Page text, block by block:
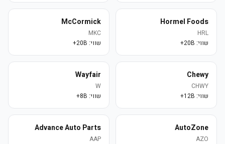
Hormel Foods
HRL
שווי: 20B+
McCormick
MKC
שווי: 20B+
Chewy
CHWY
שווי: 12B+
Wayfair
W
שווי: 8B+
AutoZone
AZO
Advance Auto Parts
AAP